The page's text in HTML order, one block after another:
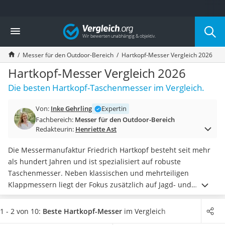
Die beliebtesten Vergleiche nach Kategorie
Freizeit & Sport
Gartentrampolin
Trampolin
Metalldetektor
Eufab-Fahrradträger
Trampolin 366 cm
Aluminium-Koffer
Futterboot
E-Bike-Dreirad
Trekkingschuhe Herren
Reisetasche mit Rollen
Klimmzugstation
Koffer
Nachtsichtgerät
Vergleich
Messer für den Outdoor-Bereich Hartkopf-Messer Vergleich 2026
Hartkopf-Messer Vergleich 2026
Die besten Hartkopf-Taschenmesser im Vergleich.
Von: Inke Gehrling
Expertin
Fachbereich: Messer für den Outdoor-Bereich
Redakteurin: Henriette Ast
Die Messermanufaktur Friedrich Hartkopf besteht seit mehr
als hundert Jahren und ist spezialisiert auf robuste
Taschenmesser. Neben klassischen und mehrteiligen
Klappmessern liegt der Fokus zusätzlich auf Jagd- und
Damastmessern. In mehreren Tests im Internet können
gängige Messer des Herstellers vor allem mithochwertiger
1 - 2 von 10: Beste Hartkopf-Messer im Vergleich